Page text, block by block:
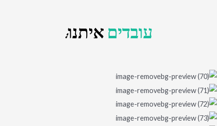
עובדיםאיתנו: